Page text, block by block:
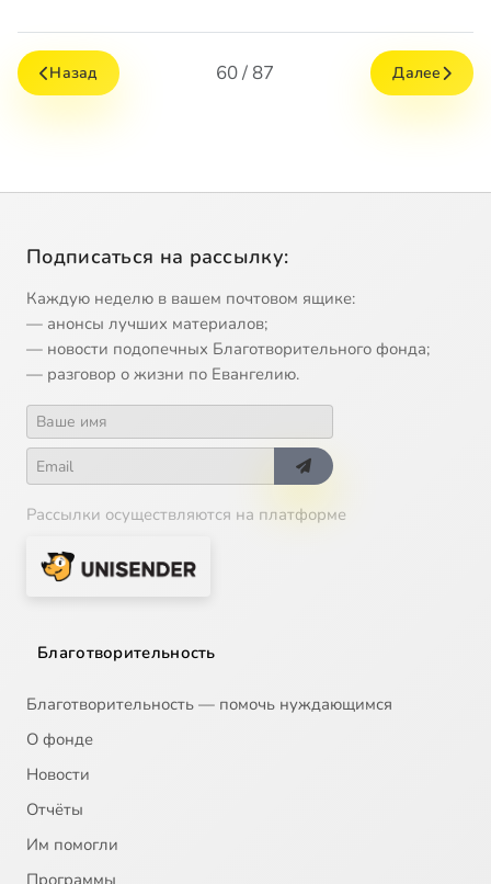
Назад 60 / 87 Далее
Подписаться на рассылку:
Каждую неделю в вашем почтовом ящике:
— анонсы лучших материалов;
— новости подопечных Благотворительного фонда;
— разговор о жизни по Евангелию.
Рассылки осуществляются на платформе
Благотворительность
Благотворительность — помочь нуждающимся
О фонде
Новости
Отчёты
Им помогли